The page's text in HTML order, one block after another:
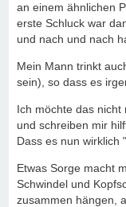
an einem ähnlichen
erste Schluck war
und nach und nach
Mein Mann trinkt
sein), so dass es
Ich möchte das nicht
und schreiben mir
Dass es nun wirklich
Etwas Sorge macht
Schwindel und
zusammen hängen,